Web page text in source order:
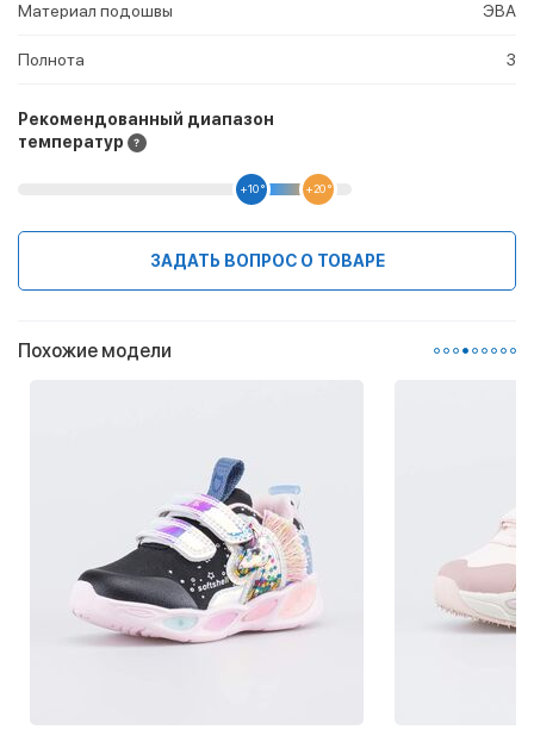
Материал подошвы ЭВА
Полнота 3
Рекомендованный диапазон
температур
+10 ° +20 °
ЗАДАТЬ ВОПРОС О ТОВАРЕ
Похожие модели